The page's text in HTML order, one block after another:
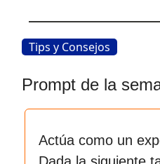
Tips y Consejos
Prompt de la
Actúa como un